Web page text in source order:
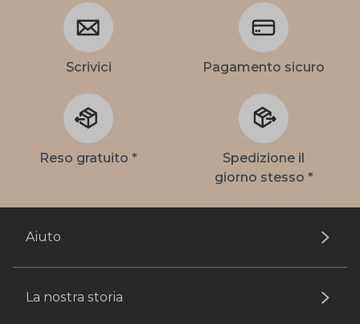
Scrivici Pagamento sicuro
Reso gratuito *
Spedizione il
giorno stesso *
Aiuto
La nostra storia